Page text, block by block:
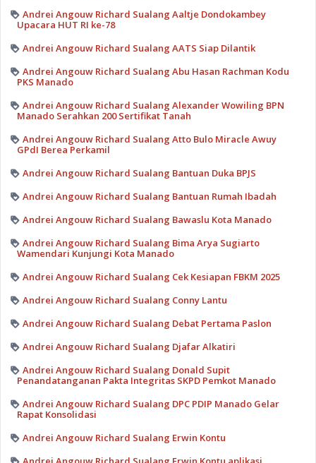
Andrei Angouw Richard Sualang Aaltje Dondokambey
Upacara HUT RI ke-78
Andrei Angouw Richard Sualang AATS Siap Dilantik
Andrei Angouw Richard Sualang Abu Hasan Rachman Kodu
PKS Manado
Andrei Angouw Richard Sualang Alexander Wowiling BPN
Manado Serahkan 200 Sertifikat Tanah
Andrei Angouw Richard Sualang Atto Bulo Miracle Awuy
GPdI Berea Perkamil
Andrei Angouw Richard Sualang Bantuan Duka BPJS
Andrei Angouw Richard Sualang Bantuan Rumah Ibadah
Andrei Angouw Richard Sualang Bawaslu Kota Manado
Andrei Angouw Richard Sualang Bima Arya Sugiarto
Wamendari Kunjungi Kota Manado
Andrei Angouw Richard Sualang Cek Kesiapan FBKM 2025
Andrei Angouw Richard Sualang Conny Lantu
Andrei Angouw Richard Sualang Debat Pertama Paslon
Andrei Angouw Richard Sualang Djafar Alkatiri
Andrei Angouw Richard Sualang Donald Supit
Penandatanganan Pakta Integritas SKPD Pemkot Manado
Andrei Angouw Richard Sualang DPC PDIP Manado Gelar
Rapat Konsolidasi
Andrei Angouw Richard Sualang Erwin Kontu